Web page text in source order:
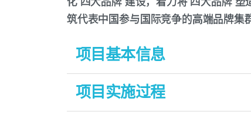
筑代表中国参与国际竞争的高端品牌集
项目基本信息
适用范围：
项目实施过程